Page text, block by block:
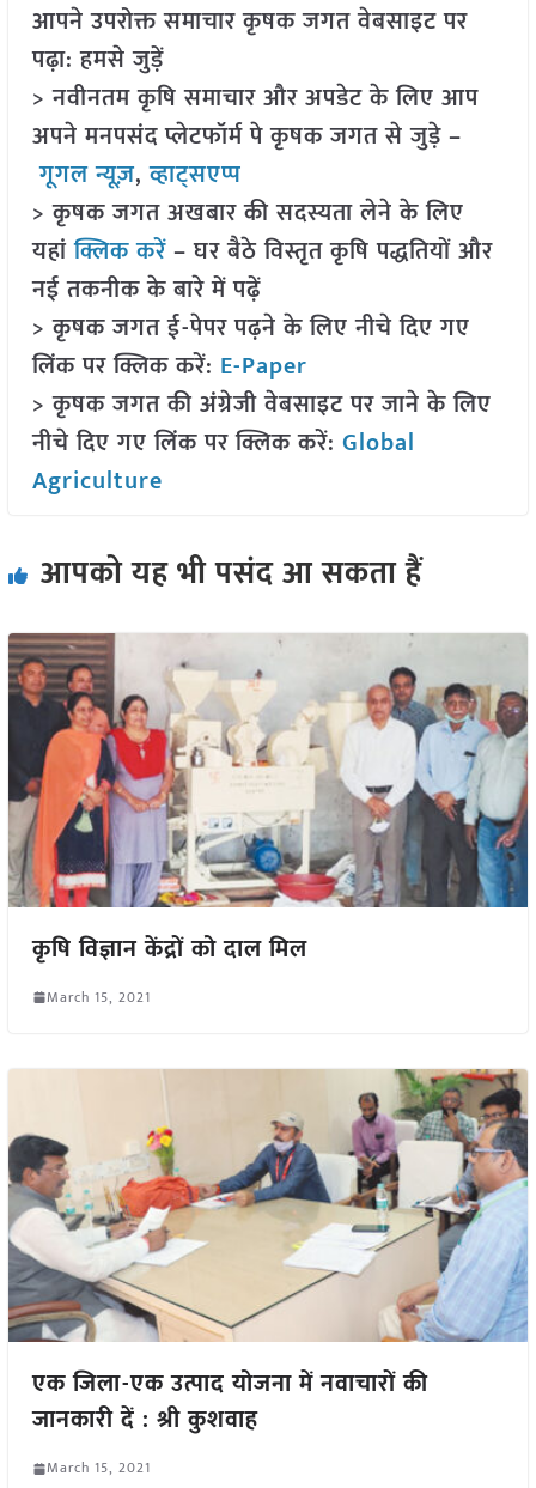
आपने उपरोक्त समाचार कृषक जगत वेबसाइट पर
पढ़ा: हमसे जुड़ें
> नवीनतम कृषि समाचार और अपडेट के लिए आप
अपने मनपसंद प्लेटफॉर्म पे कृषक जगत से जुड़े –
गूगल न्यूज़,व्हाट्सएप्प
> कृषक जगत अखबार की सदस्यता लेने के लिए
यहांक्लिक करें– घर बैठे विस्तृत कृषि पद्धतियों और
नई तकनीक के बारे में पढ़ें
> कृषक जगत ई-पेपर पढ़ने के लिए नीचे दिए गए
लिंक पर क्लिक करें: E-Paper
> कृषक जगत की अंग्रेजी वेबसाइट पर जाने के लिए
नीचे दिए गए लिंक पर क्लिक करें: Global
Agriculture
आपको यह भी पसंद आ सकता हैं
कृषि विज्ञान केंद्रों को दाल मिल
March 15, 2021
एक जिला-एक उत्पाद योजना में नवाचारों की
जानकारी दें : श्री कुशवाह
March 15, 2021